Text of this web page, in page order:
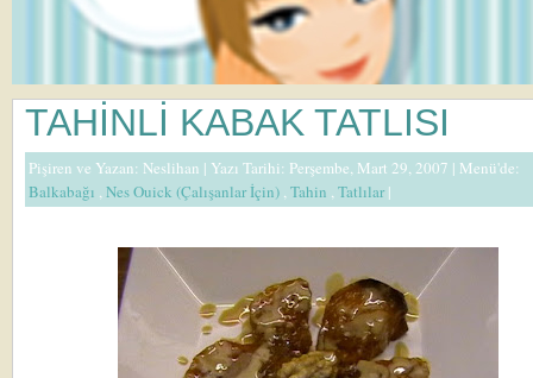
TAHİNLİ KABAK TATLISI
Pişiren ve Yazan: Neslihan | Yazı Tarihi: Perşembe, Mart 29, 2007 | Menü'de:
Balkabağı ,Nes Ouick (Çalışanlar İçin) ,Tahin ,Tatlılar|